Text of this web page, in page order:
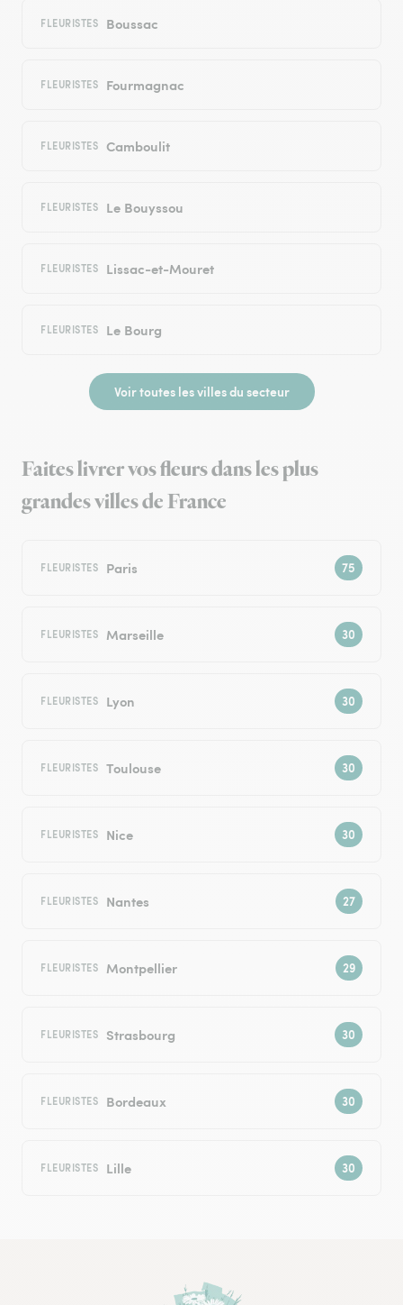
FLEURISTES Boussac
FLEURISTES Fourmagnac
FLEURISTES Camboulit
FLEURISTES Le Bouyssou
FLEURISTES Lissac-et-Mouret
FLEURISTES Le Bourg
Voir toutes les villes du secteur
Faites livrer vos fleurs dans les plus
grandes villes de France
FLEURISTES Paris
FLEURISTES Marseille
FLEURISTES Lyon
FLEURISTES Toulouse
FLEURISTES Nice
FLEURISTES Nantes
FLEURISTES Montpellier
FLEURISTES Strasbourg
FLEURISTES Bordeaux
FLEURISTES Lille